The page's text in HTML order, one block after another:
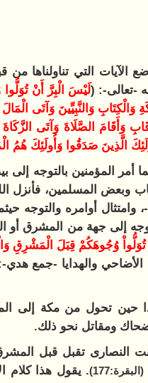
التي تناولناها من
-تعالى-: (لَيْسَ الْبِرَّ أَنْ
وَالْكِتَابِ وَالنَّبِيِّينَ وَآتَى
وَأَقَامَ الصَّلَاةَ وَآتَى
الَّذِينَ صَدَقُوا وَأُولَئِكَ هُمُ
أمر المؤمنين بالتوجه
المسلمين، فأنزل
أوامره والتوجه
إلى جهة من المشرق أو
وُجُوهَكُمْ قِبَلَ الْمَشْرِقِ
الأضاحي والهدايا -جمع
حين تحول من مكة إلى
ومقاتل نحو ذلك.
النصارى تقبل قبل
(البقرة:177)
. يقول هذا كلام